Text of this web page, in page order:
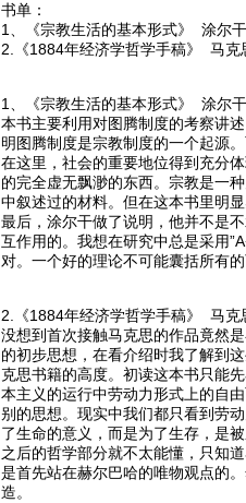
书单：
1、《宗教生活的基本形式》 涂尔干
2.《1884年经济学哲学手稿》 马克
1、《宗教生活的基本形式》 涂尔干
本书主要利用对图腾制度的考察讲
明图腾制度是宗教制度的一个起源
在这里，社会的重要地位得到充分
的完全虚无飘渺的东西。宗教是一
中叙述过的材料。但在这本书里明
最后，涂尔干做了说明，他并不是
互作用的。我想在研究中总是采用
对。一个好的理论不可能囊括所有
2.《1884年经济学哲学手稿》 马克
没想到首次接触马克思的作品竟然
的初步思想，在看介绍时我了解到
克思书籍的高度。初读这本书只能
本主义的运行中劳动力形式上的自
别的思想。现实中我们都只看到劳
了生命的意义，而是为了生存，是
之后的哲学部分就不太能懂，只知
是首先站在赫尔巴哈的唯物观点的
造。